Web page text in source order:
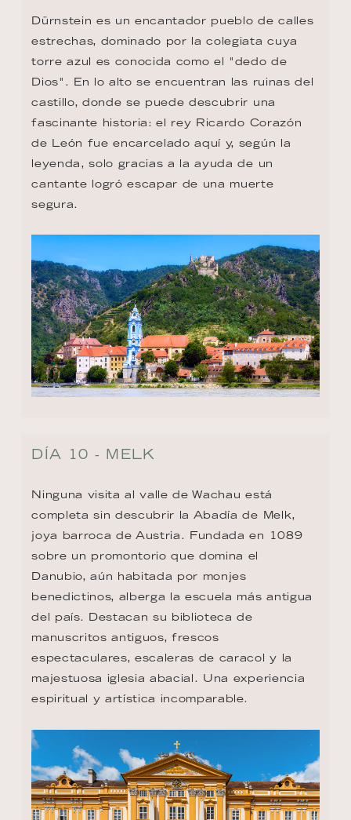
Dürnstein es un encantador pueblo de calles
estrechas, dominado por la colegiata cuya
torre azul es conocida como el "dedo de
Dios". En lo alto se encuentran las ruinas del
castillo, donde se puede descubrir una
fascinante historia: el rey Ricardo Corazón
de León fue encarcelado aquí y, según la
leyenda, solo gracias a la ayuda de un
cantante logró escapar de una muerte
segura.
DÍA 10 - MELK
Ninguna visita al valle de Wachau está
completa sin descubrir la Abadía de Melk,
joya barroca de Austria. Fundada en 1089
sobre un promontorio que domina el
Danubio, aún habitada por monjes
benedictinos, alberga la escuela más antigua
del país. Destacan su biblioteca de
manuscritos antiguos, frescos
espectaculares, escaleras de caracol y la
majestuosa iglesia abacial. Una experiencia
espiritual y artística incomparable.